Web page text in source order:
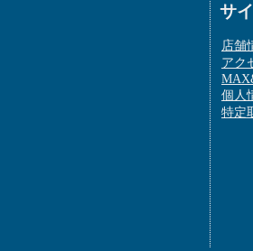
サ
店舗
アク
個人
特定